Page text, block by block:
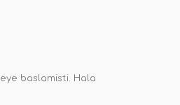
baslamisti. Hala